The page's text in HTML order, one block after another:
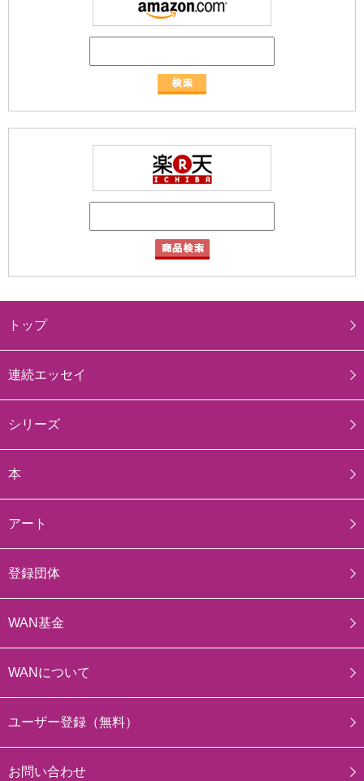
トップ
連続エッセイ
シリーズ
本
アート
登録団体
WAN基金
WANについて
ユーザー登録（無料）
お問い合わせ